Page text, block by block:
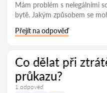
Mám problém s nelegálními
bytě. Jakým způsobem se
Přejít na odpověď
Co dělat při
průkazu?
1 odpověď